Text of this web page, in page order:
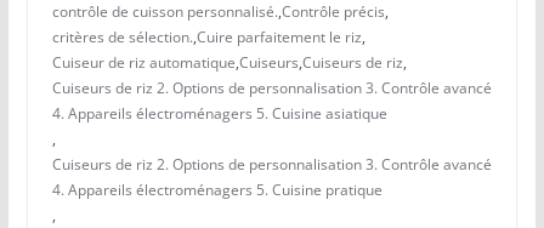
contrôle de cuisson personnalisé.,Contrôle précis,
critères de sélection.,Cuire parfaitement le riz,
Cuiseur de riz automatique,Cuiseurs,Cuiseurs de riz,
Cuiseurs de riz 2. Options de personnalisation 3. Contrôle avancé
4. Appareils électroménagers 5. Cuisine asiatique
,
Cuiseurs de riz 2. Options de personnalisation 3. Contrôle avancé
4. Appareils électroménagers 5. Cuisine pratique
,